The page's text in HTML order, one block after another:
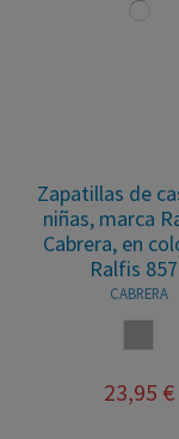
Zapatillas de
niñas, marca
Cabrera, en
Ralfis
CABRERA
23,95 €